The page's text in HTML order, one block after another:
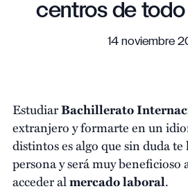
centros de todo
14 noviembre
EstudiarBachillerato
extranjero y formarte en un
distintos es algo que sin duda
persona y será muy beneficioso
acceder almercado laboral.